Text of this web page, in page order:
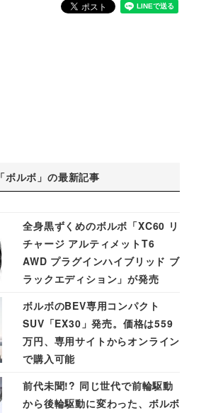
「ボルボ」の最新記事
全身黒ずくめのボルボ「XC60 リ
チャージ アルティメットT6
AWD プラグインハイブリッド ブ
ラックエディション」が発売
ボルボのBEV専用コンパクト
SUV「EX30」発売。価格は559
万円、専用サイトからオンライン
で購入可能
前代未聞!? 同じ世代で前輪駆動
から後輪駆動に変わった、ボルボ